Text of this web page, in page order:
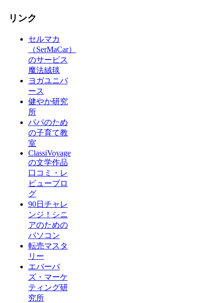
リンク
セルマカ
（SerMaCar）
のサービス
魔法絨毯
ヨガユニバ
ース
健やか研究
所
パパのため
の子育て教
室
ClassiVoyage
の文学作品
口コミ・レ
ビューブロ
グ
90日チャレ
ンジ！シニ
アのための
パソコン
転売マスタ
リー
エバーバ
ズ・マーケ
ティング研
究所